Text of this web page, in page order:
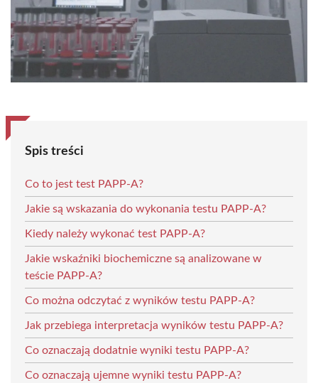
Spis treści
Co to jest test PAPP-A?
Jakie są wskazania do wykonania testu PAPP-A?
Kiedy należy wykonać test PAPP-A?
Jakie wskaźniki biochemiczne są analizowane w
teście PAPP-A?
Co można odczytać z wyników testu PAPP-A?
Jak przebiega interpretacja wyników testu PAPP-A?
Co oznaczają dodatnie wyniki testu PAPP-A?
Co oznaczają ujemne wyniki testu PAPP-A?